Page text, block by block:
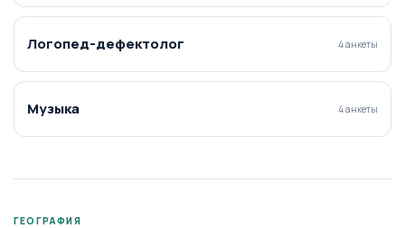
Логопед-дефектолог 4 анкеты
Музыка 4 анкеты
ГЕОГРАФИЯ